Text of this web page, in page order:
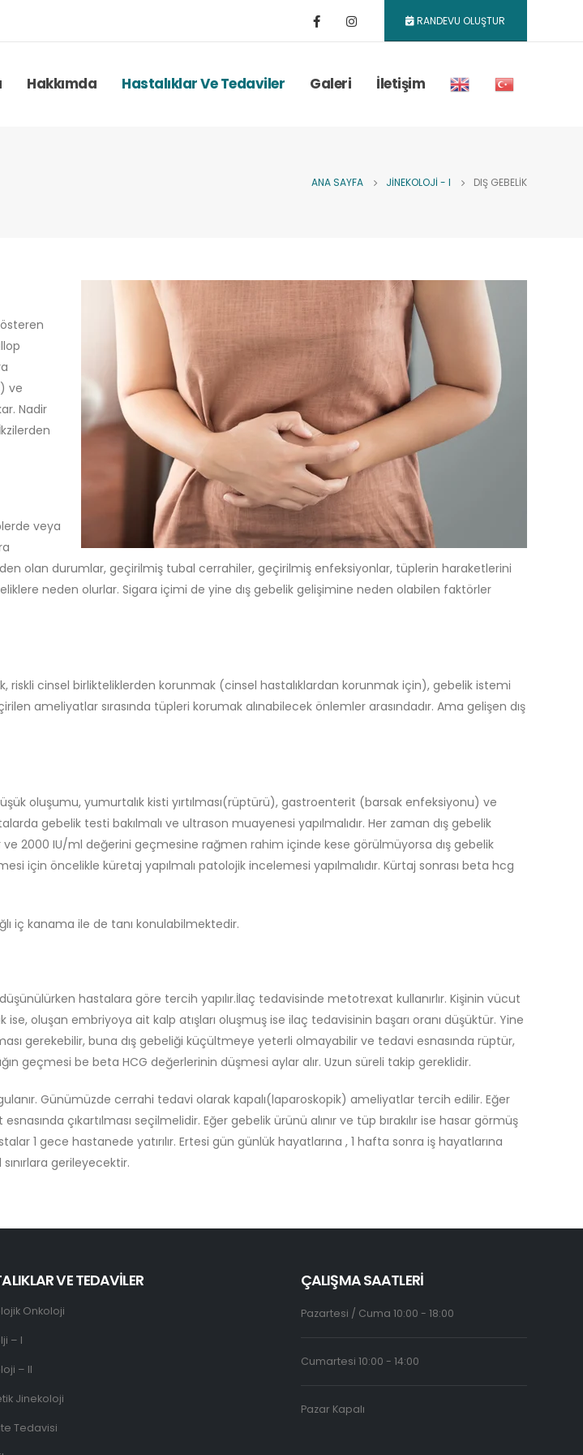
RANDEVU OLUŞTUR
Hakkımda Hastalıklar Ve Tedaviler Galeri İletişim
ANA SAYFA JINEKOLOJI - I DIŞ GEBELIK
ve
Nadir
veya
olan durumlar, geçirilmiş tubal cerrahiler, geçirilmiş enfeksiyonlar, tüplerin haraketlerini
neden olurlar. Sigara içimi de yine dış gebelik gelişimine neden olabilen faktörler
cinsel birlikteliklerden korunmak (cinsel hastalıklardan korunmak için), gebelik istemi
ameliyatlar sırasında tüpleri korumak alınabilecek önlemler arasındadır. Ama gelişen dış
oluşumu, yumurtalık kisti yırtılması(rüptürü), gastroenterit (barsak enfeksiyonu) ve
gebelik testi bakılmalı ve ultrason muayenesi yapılmalıdır. Her zaman dış gebelik
2000 IU/ml değerini geçmesine rağmen rahim içinde kese görülmüyorsa dış gebelik
için öncelikle küretaj yapılmalı patolojik incelemesi yapılmalıdır. Kürtaj sonrası beta hcg
iç kanama ile de tanı konulabilmektedir.
hastalara göre tercih yapılır.İlaç tedavisinde metotrexat kullanırlır. Kişinin vücut
oluşan embriyoya ait kalp atışları oluşmuş ise ilaç tedavisinin başarı oranı düşüktür. Yine
gerekebilir, buna dış gebeliği küçültmeye yeterli olmayabilir ve tedavi esnasında rüptür,
geçmesi be beta HCG değerlerinin düşmesi aylar alır. Uzun süreli takip gereklidir.
Günümüzde cerrahi tedavi olarak kapalı(laparoskopik) ameliyatlar tercih edilir. Eğer
çıkartılması seçilmelidir. Eğer gebelik ürünü alınır ve tüp bırakılır ise hasar görmüş
1 gece hastanede yatırılır. Ertesi gün günlük hayatlarına , 1 hafta sonra iş hayatlarına
gerileyecektir.
VE TEDAVİLER
Onkoloji
– I
– II
Jinekoloji
Tedavisi
ÇALIŞMA SAATLERİ
Pazartesi / Cuma 10:00 - 18:00
Cumartesi 10:00 - 14:00
Pazar Kapalı